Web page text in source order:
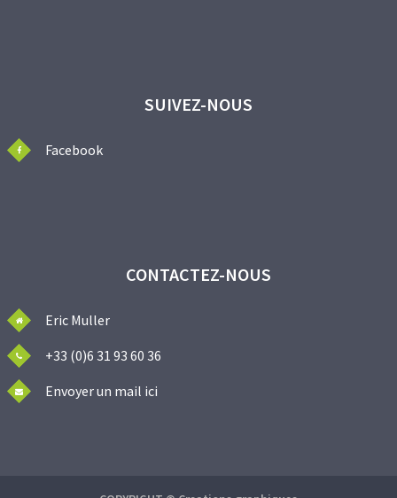
SUIVEZ-NOUS
Facebook
CONTACTEZ-NOUS
Eric Muller
+33 (0)6 31 93 60 36
Envoyer un mail ici